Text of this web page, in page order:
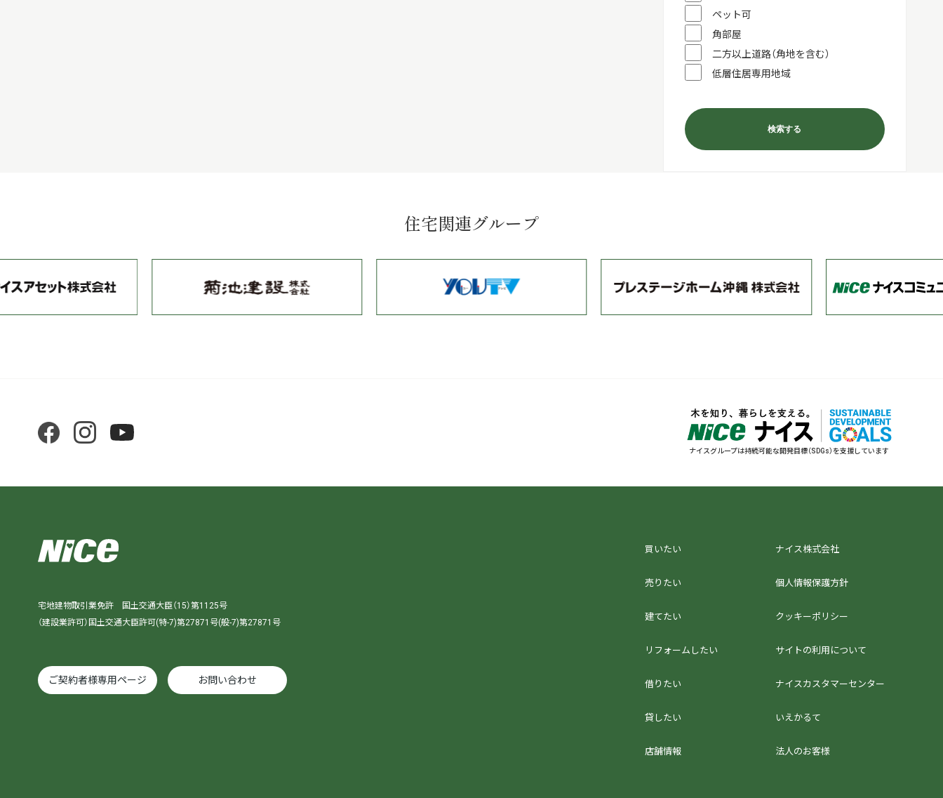
ペット可
角部屋
二方以上道路（角地を含む）
低層住居専用地域
住宅関連グループ
ナイスグループは持続可能な開発目標（SDGs）を支援しています
宅地建物取引業免許 国土交通大臣（15）第1125号
（建設業許可）国土交通大臣許可(特-7)第27871号(般-7)第27871号
ご契約者様専用ページ お問い合わせ
買いたい
売りたい
建てたい
リフォームしたい
借りたい
貸したい
店舗情報
ナイス株式会社
個人情報保護方針
クッキーポリシー
サイトの利用について
ナイスカスタマーセンター
いえかるて
法人のお客様